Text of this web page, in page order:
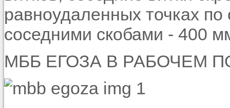
равноудаленных точках
соседними скобами - 400
МББ ЕГОЗА В РАБОЧЕМ